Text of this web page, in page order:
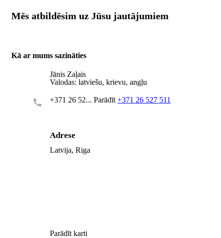
Mēs atbildēsim uz Jūsu jautājumiem
Kā ar mums sazināties
Jānis Zaļais
Valodas: latviešu, krievu, angļu
+371 26 52... Parādīt +371 26 527 511
Adrese
Latvija, Riga
Parādīt karti